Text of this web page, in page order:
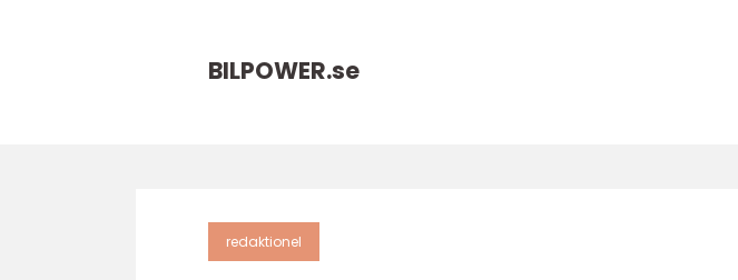
BILPOWER.se
redaktionel